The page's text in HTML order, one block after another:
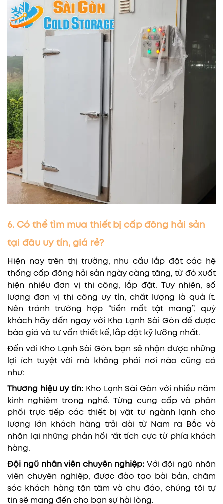
6. Có thể tìm mua thiết bị cấp đông hải sản
tại đâu uy tín, giá rẻ?
Hiện nay trên thị trường, nhu cầu lắp đặt các hệ
thống cấp đông hải sản ngày càng tăng, từ đó xuất
hiện nhiều đơn vị thi công, lắp đặt. Tuy nhiên, số
lượng đơn vị thi công uy tín, chất lượng là quá ít.
Nên tránh trường hợp “tiền mất tật mang”, quý
khách hãy đến ngay với Kho Lạnh Sài Gòn để được
báo giá và tư vấn thiết kế, lắp đặt kỹ lưỡng nhất.
Đến với Kho Lạnh Sài Gòn, bạn sẽ nhận được những
lợi ích tuyệt vời mà không phải nơi nào cũng có
như:
Thương hiệu uy tín: Kho Lạnh Sài Gòn với nhiều năm
kinh nghiệm trong nghề. Từng cung cấp và phân
phối trực tiếp các thiết bị vật tư ngành lạnh cho
lượng lớn khách hàng trải dài từ Nam ra Bắc và
nhận lại những phản hồi rất tích cực từ phía khách
hàng.
Đội ngũ nhân viên chuyên nghiệp: Với đội ngũ nhân
viên chuyên nghiệp, được đào tạo bài bản, chăm
sóc khách hàng tận tâm và chu đáo, chúng tôi tự
tin sẽ mang đến cho bạn sự hài lòng.